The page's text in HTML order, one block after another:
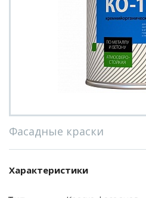
Фасадные краски
Характеристики